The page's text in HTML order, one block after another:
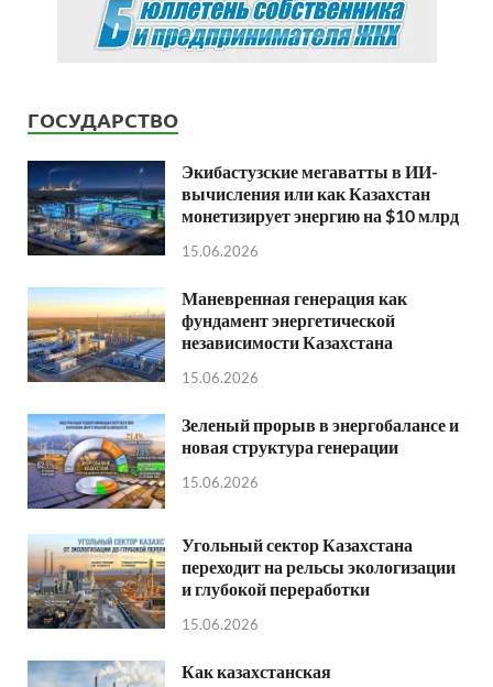
ГОСУДАРСТВО
Экибастузские мегаватты в ИИ-
вычисления или как Казахстан
монетизирует энергию на $10 млрд
15.06.2026
Маневренная генерация как
фундамент энергетической
независимости Казахстана
15.06.2026
Зеленый прорыв в энергобалансе и
новая структура генерации
15.06.2026
Угольный сектор Казахстана
переходит на рельсы экологизации
и глубокой переработки
15.06.2026
Как казахстанская